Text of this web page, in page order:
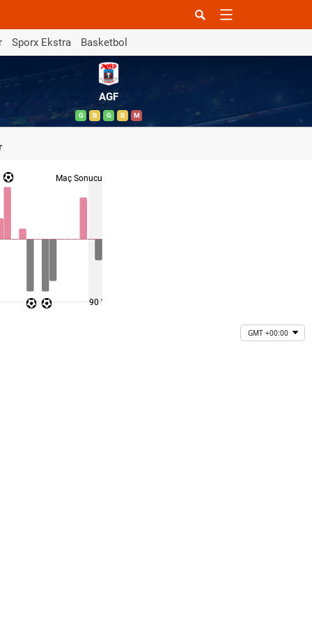
Sporx Ekstra Basketbol
AGF
G B G B M
Maç Sonucu
90 '
GMT +00:00